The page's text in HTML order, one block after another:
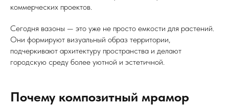
коммерческих проектов.
Сегодня вазоны — это уже не просто емкости для растений.
Они формируют визуальный образ территории,
подчеркивают архитектуру пространства и делают
городскую среду более уютной и эстетичной.
Почему композитный мрамор